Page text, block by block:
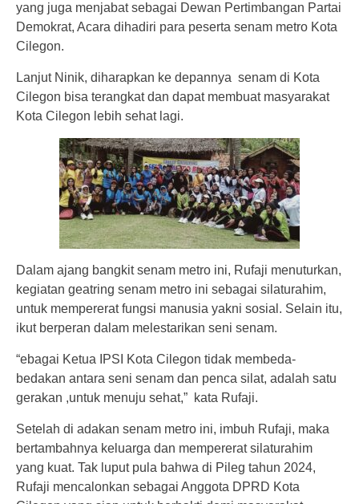
yang juga menjabat sebagai Dewan Pertimbangan Partai
Demokrat, Acara dihadiri para peserta senam metro Kota
Cilegon.
Lanjut Ninik, diharapkan ke depannya senam di Kota
Cilegon bisa terangkat dan dapat membuat masyarakat
Kota Cilegon lebih sehat lagi.
Dalam ajang bangkit senam metro ini, Rufaji menuturkan,
kegiatan geatring senam metro ini sebagai silaturahim,
untuk mempererat fungsi manusia yakni sosial. Selain itu,
ikut berperan dalam melestarikan seni senam.
“ebagai Ketua IPSI Kota Cilegon tidak membeda-
bedakan antara seni senam dan penca silat, adalah satu
gerakan ,untuk menuju sehat,” kata Rufaji.
Setelah di adakan senam metro ini, imbuh Rufaji, maka
bertambahnya keluarga dan mempererat silaturahim
yang kuat. Tak luput pula bahwa di Pileg tahun 2024,
Rufaji mencalonkan sebagai Anggota DPRD Kota